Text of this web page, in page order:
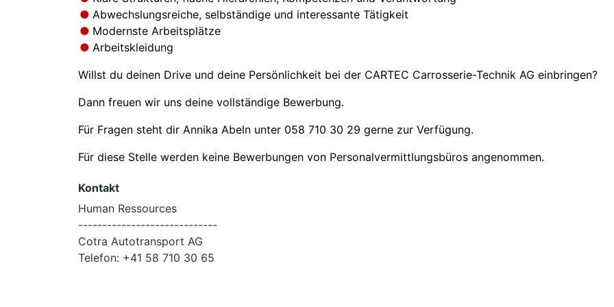
Abwechslungsreiche, selbständige und interessante Tätigkeit
Modernste Arbeitsplätze
Arbeitskleidung
Willst du deinen Drive und deine Persönlichkeit bei der CARTEC Carrosserie-Technik AG einbringen?
Dann freuen wir uns deine vollständige Bewerbung.
Für Fragen steht dir Annika Abeln unter 058 710 30 29 gerne zur Verfügung.
Für diese Stelle werden keine Bewerbungen von Personalvermittlungsbüros angenommen.
Kontakt
Human Ressources
-----------------------------
Cotra Autotransport AG
Telefon: +41 58 710 30 65